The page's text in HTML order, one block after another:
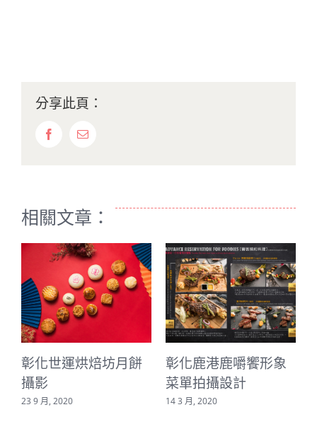
分享此頁：
FacebookEmail:
相關文章：
彰化世運烘焙坊月餅
攝影
23 9 月, 2020
彰化鹿港鹿嚼饗形象
菜單拍攝設計
14 3 月, 2020